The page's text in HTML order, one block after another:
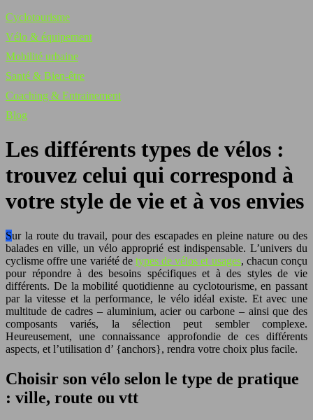
Cyclotourisme
Vélo & équipement
Mobilité urbaine
Santé & Bien-être
Coaching & Entrainement
Blog
Les différents types de vélos :
trouvez celui qui correspond à
votre style de vie et à vos envies
Sur la route du travail, pour des escapades en pleine nature ou des
balades en ville, un vélo approprié est indispensable. L’univers du
cyclisme offre une variété de types de vélos et usages, chacun conçu
pour répondre à des besoins spécifiques et à des styles de vie
différents. De la mobilité quotidienne au cyclotourisme, en passant
par la vitesse et la performance, le vélo idéal existe. Et avec une
multitude de cadres – aluminium, acier ou carbone – ainsi que des
composants variés, la sélection peut sembler complexe.
Heureusement, une connaissance approfondie de ces différents
aspects, et l’utilisation d’ {anchors}, rendra votre choix plus facile.
Choisir son vélo selon le type de pratique
: ville, route ou vtt